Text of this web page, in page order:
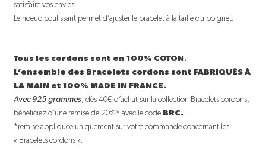
satisfaire vos envies.
Le noeud coulissant permet d’ajuster le bracelet à la taille du poignet.
Tous les cordons sont en 100% COTON.
L’ensemble des Bracelets cordons sont FABRIQUÉS À
LA MAIN et 100% MADE IN FRANCE.
Avec 925 grammes, dès 40€ d’achat sur la collection Bracelets cordons,
bénéficiez d’une remise de 20%* avec le code BRC.
*remise appliquée uniquement sur votre commande concernant les
« Bracelets cordons ».